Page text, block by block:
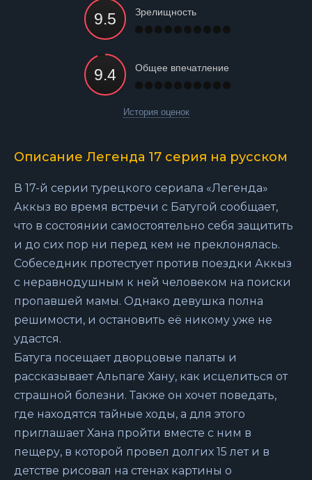
Зрелищность
Общее впечатление
История оценок
Описание Легенда 17 серия на русском
В 17-й серии турецкого сериала «Легенда»
Аккыз во время встречи с Батугой сообщает,
что в состоянии самостоятельно себя защитить
и до сих пор ни перед кем не преклонялась.
Собеседник протестует против поездки Аккыз
с неравнодушным к ней человеком на поиски
пропавшей мамы. Однако девушка полна
решимости, и остановить её никому уже не
удастся.
Батуга посещает дворцовые палаты и
рассказывает Альпаге Хану, как исцелиться от
страшной болезни. Также он хочет поведать,
где находятся тайные ходы, а для этого
приглашает Хана пройти вместе с ним в
пещеру, в которой провел долгих 15 лет и в
детстве рисовал на стенах картины о